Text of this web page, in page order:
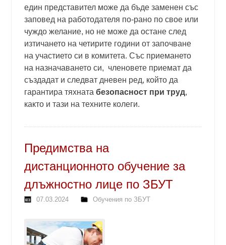
един представител може да бъде заменен със
заповед на работодателя по-рано по свое или
чуждо желание, но не може да остане след
изтичането на четирите години от започване
на участието си в комитета. Със приемането
на назначаването си, членовете приемат да
създадат и следват дневен ред, който да
гарантира тяхнатабезопасност при труд,
както и тази на техните колеги.
Предимства на
дистанционното обучение за
длъжностно лице по ЗБУТ
07.03.2024 Обучения по ЗБУТ